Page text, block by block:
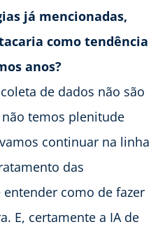
já mencionadas,
como tendência
anos?
de dados não são
temos plenitude
continuar na linha
das
como de fazer
E, certamente a IA de